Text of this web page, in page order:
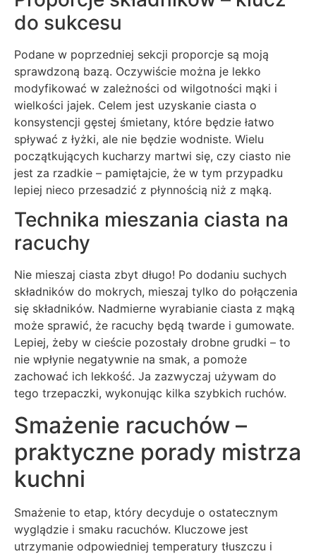
do sukcesu
Podane w poprzedniej sekcji proporcje są moją
sprawdzoną bazą. Oczywiście można je lekko
modyfikować w zależności od wilgotności mąki i
wielkości jajek. Celem jest uzyskanie ciasta o
konsystencji gęstej śmietany, które będzie łatwo
spływać z łyżki, ale nie będzie wodniste. Wielu
początkujących kucharzy martwi się, czy ciasto nie
jest za rzadkie – pamiętajcie, że w tym przypadku
lepiej nieco przesadzić z płynnością niż z mąką.
Technika mieszania ciasta na
racuchy
Nie mieszaj ciasta zbyt długo! Po dodaniu suchych
składników do mokrych, mieszaj tylko do połączenia
się składników. Nadmierne wyrabianie ciasta z mąką
może sprawić, że racuchy będą twarde i gumowate.
Lepiej, żeby w cieście pozostały drobne grudki – to
nie wpłynie negatywnie na smak, a pomoże
zachować ich lekkość. Ja zazwyczaj używam do
tego trzepaczki, wykonując kilka szybkich ruchów.
Smażenie racuchów –
praktyczne porady mistrza
kuchni
Smażenie to etap, który decyduje o ostatecznym
wyglądzie i smaku racuchów. Kluczowe jest
utrzymanie odpowiedniej temperatury tłuszczu i